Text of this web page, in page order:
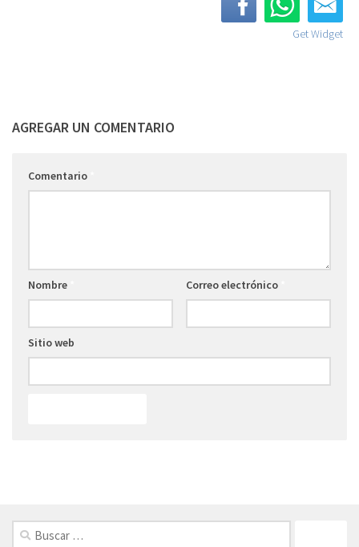
Get Widget
AGREGAR UN COMENTARIO
Comentario
Nombre Correo electrónico
Sitio web